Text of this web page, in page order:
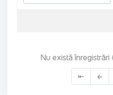
Nu există
⇤ ←